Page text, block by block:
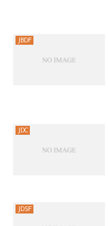
JBDF
JDC
JDSF